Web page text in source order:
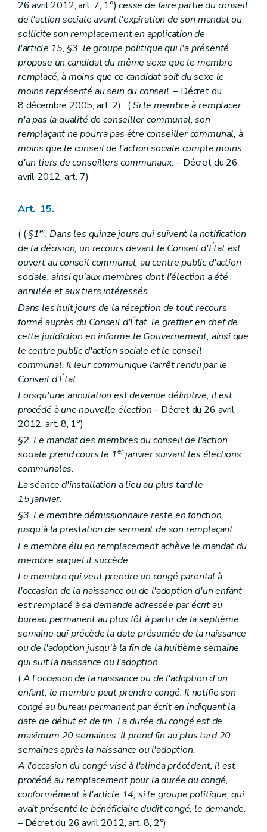
26 avril 2012, art. 7, 1°)cesse de faire partie du conseil
de l'action sociale avant l'expiration de son mandat ou
sollicite son remplacement en application de
l'article 15, §3, le groupe politique qui l'a présenté
propose un candidat du même sexe que le membre
remplacé, à moins que ce candidat soit du sexe le
moins représenté au sein du conseil.– Décret du
8 décembre 2005, art. 2) (Si le membre à remplacer
n'a pas la qualité de conseiller communal, son
remplaçant ne pourra pas être conseiller communal, à
moins que le conseil de l'action sociale compte moins
d'un tiers de conseillers communaux.– Décret du 26
avril 2012, art. 7)
Art. 15.
( (§1er. Dans les quinze jours qui suivent la notification
de la décision, un recours devant le Conseil d'État est
ouvert au conseil communal, au centre public d'action
sociale, ainsi qu'aux membres dont l'élection a été
annulée et aux tiers intéressés.
Dans les huit jours de la réception de tout recours
formé auprès du Conseil d'État, le greffier en chef de
cette juridiction en informe le Gouvernement, ainsi que
le centre public d'action sociale et le conseil
communal. Il leur communique l'arrêt rendu par le
Conseil d'État.
Lorsqu'une annulation est devenue définitive, il est
procédé à une nouvelle élection– Décret du 26 avril
2012, art. 8, 1°)
§2. Le mandat des membres du conseil de l'action
sociale prend cours le 1erjanvier suivant les élections
communales.
La séance d'installation a lieu au plus tard le
15 janvier.
§3. Le membre démissionnaire reste en fonction
jusqu'à la prestation de serment de son remplaçant.
Le membre élu en remplacement achève le mandat du
membre auquel il succède.
Le membre qui veut prendre un congé parental à
l'occasion de la naissance ou de l'adoption d'un enfant
est remplacé à sa demande adressée par écrit au
bureau permanent au plus tôt à partir de la septième
semaine qui précède la date présumée de la naissance
ou de l'adoption jusqu'à la fin de la huitième semaine
qui suit la naissance ou l'adoption.
(A l'occasion de la naissance ou de l'adoption d'un
enfant, le membre peut prendre congé. Il notifie son
congé au bureau permanent par écrit en indiquant la
date de début et de fin. La durée du congé est de
maximum 20 semaines. Il prend fin au plus tard 20
semaines après la naissance ou l'adoption.
A l'occasion du congé visé à l'alinéa précédent, il est
procédé au remplacement pour la durée du congé,
conformément à l'article 14, si le groupe politique, qui
avait présenté le bénéficiaire dudit congé, le demande.
– Décret du 26 avril 2012, art. 8, 2°)